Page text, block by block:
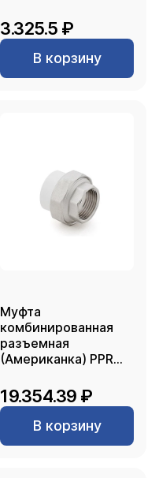
3.325.5 ₽
В корзину
Муфта
комбинированная
разъемная
(Американка) PPR
90х3, белый, RTP
19.354.39 ₽
В корзину